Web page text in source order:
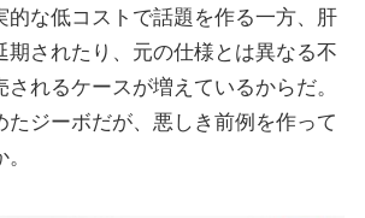
的な低コストで話題を作る一方、肝
期されたり、元の仕様とは異なる不
れるケースが増えているからだ。
たジーボだが、悪しき前例を作って